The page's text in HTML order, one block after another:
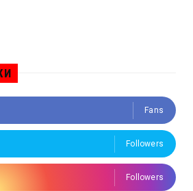
Fans
Followers
Followers